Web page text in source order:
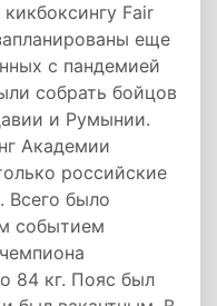
Fair
еще
с пандемией
собрать бойцов
и Румынии.
Академии
российские
Всего было
событием
84 кг. Пояс был